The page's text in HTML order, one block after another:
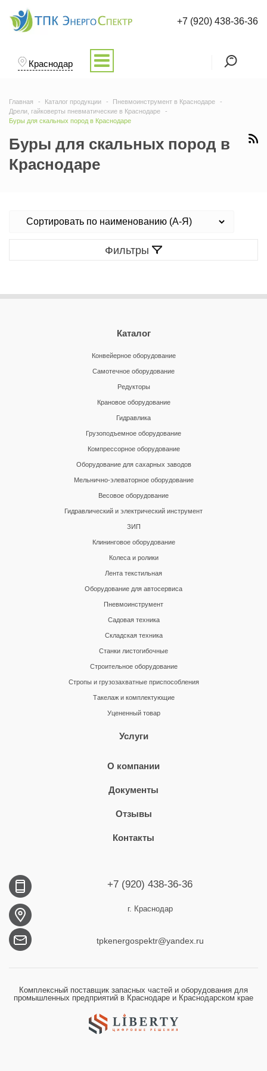
Краснодар
+7 (920) 438-36-36
Главная Каталог продукции
Пневмоинструмент в Краснодаре
Дрели, гайковерты пневматические в Краснодаре
Буры для скальных пород в Краснодаре
Буры для скальных пород в
Краснодаре
Фильтры
Каталог
Конвейерное оборудование
Самотечное оборудование
Редукторы
Крановое оборудование
Гидравлика
Грузоподъемное оборудование
Компрессорное оборудование
Оборудование для сахарных заводов
Мельнично-элеваторное оборудование
Весовое оборудование
Гидравлический и электрический инструмент
ЗИП
Клининговое оборудование
Колеса и ролики
Лента текстильная
Оборудование для автосервиса
Пневмоинструмент
Садовая техника
Складская техника
Станки листогибочные
Строительное оборудование
Стропы и грузозахватные приспособления
Такелаж и комплектующие
Уцененный товар
Услуги
О компании
Документы
Отзывы
Контакты
+7 (920) 438-36-36
г. Краснодар
tpkenergospektr@yandex.ru
Комплексный поставщик запасных частей и оборудования для
промышленных предприятий в Краснодаре и Краснодарском крае